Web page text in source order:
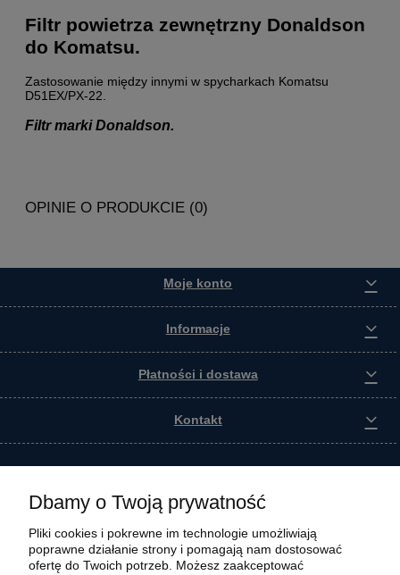
Filtr powietrza zewnętrzny Donaldson
do Komatsu.
Zastosowanie między innymi w spycharkach Komatsu
D51EX/PX-22.
Filtr marki Donaldson.
OPINIE O PRODUKCIE (0)
Moje konto
Informacje
Płatności i dostawa
Kontakt
Dbamy o Twoją prywatność
Pliki cookies i pokrewne im technologie umożliwiają
poprawne działanie strony i pomagają nam dostosować
ofertę do Twoich potrzeb. Możesz zaakceptować